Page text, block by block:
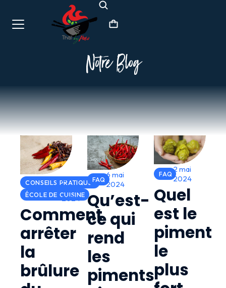
Notre Blog
CONSEILS PRATIQUES
ÉCOLE DE CUISINE
6
2024
Comment
arrêter
la
brûlure
FAQ6 mai
2024
Qu’est-
ce qui
rend
les
piments
FAQ2 mai
2024
Quel
est le
piment
le
plus